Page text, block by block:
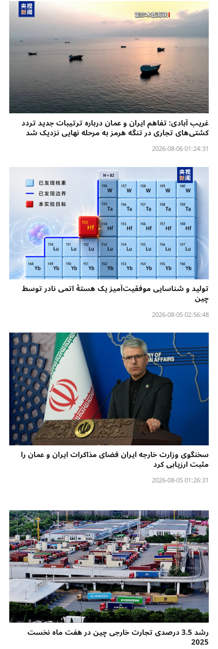
غریب آبادی: تفاهم ایران و عمان درباره ترتیبات جدید تردد
کشتی‌های تجاری در تنگه هرمز به مرحله نهایی نزدیک شد
01:24:31 2026-08-06
تولید و شناسایی موفقیت‌آمیز یک هستهٔ اتمی نادر توسط
چین
02:56:48 2026-08-05
سخنگوی وزارت خارجه ایران فضای مذاکرات ایران و عمان را
مثبت ارزیابی کرد
01:26:31 2026-08-05
رشد 3.5 درصدی تجارت خارجی چین در هفت ماه نخست
2025